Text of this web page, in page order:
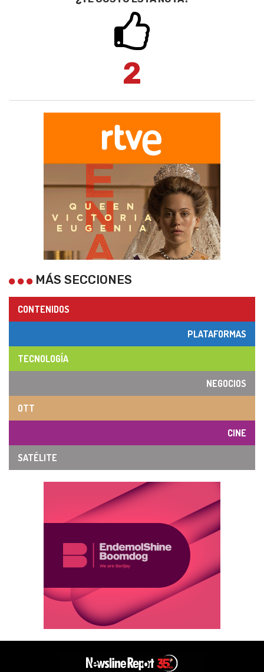
2
MÁS SECCIONES
CONTENIDOS
PLATAFORMAS
TECNOLOGÍA
NEGOCIOS
OTT
CINE
SATÉLITE